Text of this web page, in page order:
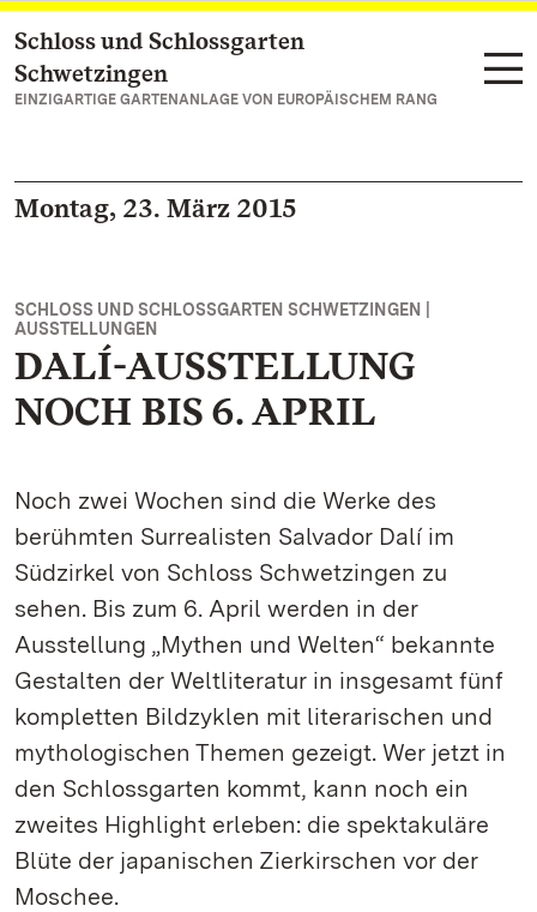
Zum Hauptinhalt springen
Schloss und Schlossgarten
Schwetzingen
EINZIGARTIGE GARTENANLAGE VON EUROPÄISCHEM RANG
Montag, 23. März 2015
SCHLOSS UND SCHLOSSGARTEN SCHWETZINGEN |
AUSSTELLUNGEN
DALÍ-AUSSTELLUNG
NOCH BIS 6. APRIL
Noch zwei Wochen sind die Werke des
berühmten Surrealisten Salvador Dalí im
Südzirkel von Schloss Schwetzingen zu
sehen. Bis zum 6. April werden in der
Ausstellung „Mythen und Welten“ bekannte
Gestalten der Weltliteratur in insgesamt fünf
kompletten Bildzyklen mit literarischen und
mythologischen Themen gezeigt. Wer jetzt in
den Schlossgarten kommt, kann noch ein
zweites Highlight erleben: die spektakuläre
Blüte der japanischen Zierkirschen vor der
Moschee.